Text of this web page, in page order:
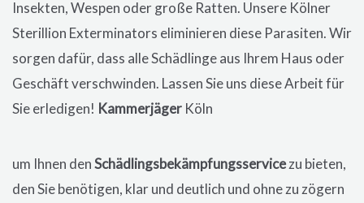
Insekten, Wespen oder große Ratten. Unsere Kölner
Sterillion Exterminators eliminieren diese Parasiten. Wir
sorgen dafür, dass alle Schädlinge aus Ihrem Haus oder
Geschäft verschwinden. Lassen Sie uns diese Arbeit für
Sie erledigen! Kammerjäger Köln
um Ihnen denSchädlingsbekämpfungsservicezu bieten,
den Sie benötigen, klar und deutlich und ohne zu zögern